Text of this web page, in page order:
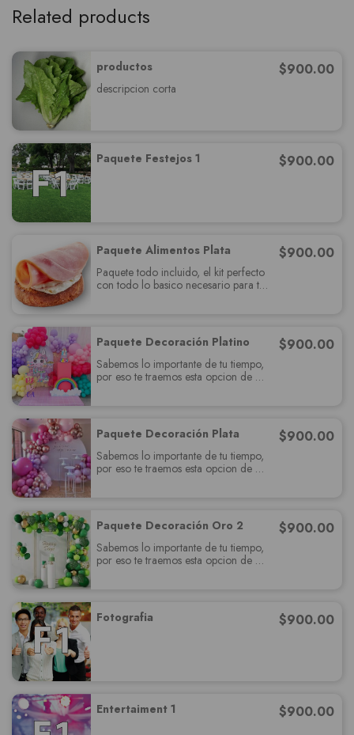
Related products
productos $900.00
descripcion corta
Paquete Festejos 1 $900.00
Paquete Alimentos Plata $900.00
Paquete todo incluido, el kit perfecto
con todo lo basico necesario para tu
Paquete Decoración Platino $900.00
Sabemos lo importante de tu tiempo,
por eso te traemos esta opcion de
Paquete Decoración Plata
$900.00
Sabemos lo importante de tu tiempo,
por eso te traemos esta opcion de
Paquete Decoración Oro 2
$900.00
Sabemos lo importante de tu tiempo,
por eso te traemos esta opcion de
Fotografia
$900.00
Entertaiment 1 $900.00